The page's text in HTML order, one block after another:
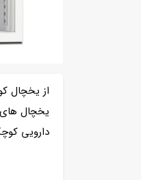
از یخچال
دارویی